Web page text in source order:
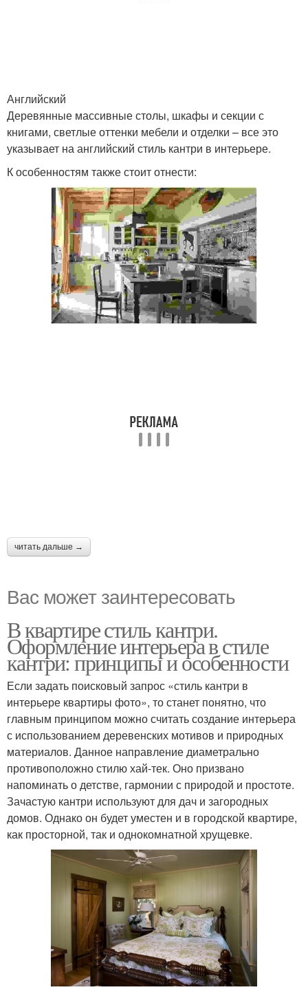
Английский
Деревянные массивные столы, шкафы и секции с
книгами, светлые оттенки мебели и отделки – все это
указывает на английский стиль кантри в интерьере.
К особенностям также стоит отнести:
читать дальше →
Вас может заинтересовать
В квартире стиль кантри.
Оформление интерьера в стиле
кантри: принципы и особенности
Если задать поисковый запрос «стиль кантри в
интерьере квартиры фото», то станет понятно, что
главным принципом можно считать создание интерьера
с использованием деревенских мотивов и природных
материалов. Данное направление диаметрально
противоположно стилю хай-тек. Оно призвано
напоминать о детстве, гармонии с природой и простоте.
Зачастую кантри используют для дач и загородных
домов. Однако он будет уместен и в городской квартире,
как просторной, так и однокомнатной хрущевке.